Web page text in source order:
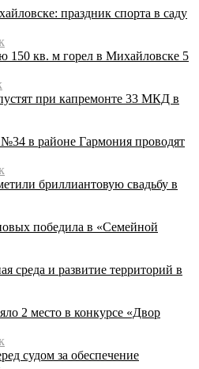
праздник спорта в саду
150 кв. м горел в Михайловске 5
при капремонте 33 МКД в
в районе Гармония проводят
бриллиантовую свадьбу в
победила в «Семейной
среда и развитие территорий в
2 место в конкурсе «Двор
судом за обеспечение